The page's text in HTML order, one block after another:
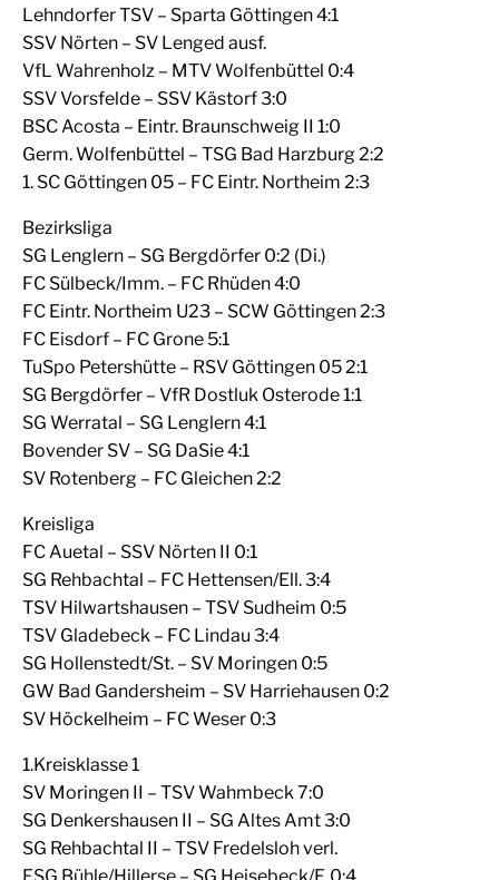
Lehndorfer TSV – Sparta Göttingen 4:1
SSV Nörten – SV Lenged ausf.
VfL Wahrenholz – MTV Wolfenbüttel 0:4
SSV Vorsfelde – SSV Kästorf 3:0
BSC Acosta – Eintr. Braunschweig II 1:0
Germ. Wolfenbüttel – TSG Bad Harzburg 2:2
1. SC Göttingen 05 – FC Eintr. Northeim 2:3
Bezirksliga
SG Lenglern – SG Bergdörfer 0:2 (Di.)
FC Sülbeck/Imm. – FC Rhüden 4:0
FC Eintr. Northeim U23 – SCW Göttingen 2:3
FC Eisdorf – FC Grone 5:1
TuSpo Petershütte – RSV Göttingen 05 2:1
SG Bergdörfer – VfR Dostluk Osterode 1:1
SG Werratal – SG Lenglern 4:1
Bovender SV – SG DaSie 4:1
SV Rotenberg – FC Gleichen 2:2
Kreisliga
FC Auetal – SSV Nörten II 0:1
SG Rehbachtal – FC Hettensen/Ell. 3:4
TSV Hilwartshausen – TSV Sudheim 0:5
TSV Gladebeck – FC Lindau 3:4
SG Hollenstedt/St. – SV Moringen 0:5
GW Bad Gandersheim – SV Harriehausen 0:2
SV Höckelheim – FC Weser 0:3
1.Kreisklasse 1
SV Moringen II – TSV Wahmbeck 7:0
SG Denkershausen II – SG Altes Amt 3:0
SG Rehbachtal II – TSV Fredelsloh verl.